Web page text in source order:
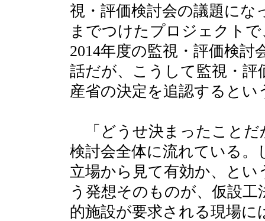
視・評価検討会の議題にな
までつけたプロジェクト
2014年度の監視・評価検
話だが、こうして監視・
産省の決定を追認すると
「どうせ決まったことだ
検討会全体に流れている。
立場から見て有効か、と
う発想そのものが、仮設
的施設が要求される現場